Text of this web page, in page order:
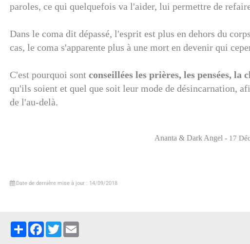
paroles, ce qui quelquefois va l'aider, lui permettre de
Dans le coma dit dépassé, l'esprit est plus en dehors du
cas, le coma s'apparente plus à une mort en devenir qui
C'est pourquoi sont conseillées les prières, les pensées,
qu'ils soient et quel que soit leur mode de désincarnation,
de l'au-delà.
Ananta & Dark Angel - 17
Date de dernière mise à jour : 14/09/2018
PartagerFacebook
Twitter